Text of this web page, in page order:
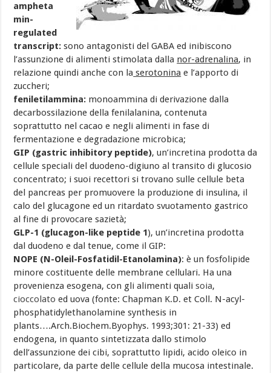
ampheta
min-
regulated
transcript:sono antagonisti del GABA ed inibiscono
l’assunzione di alimenti stimolata dalla nor-adrenalina, in
relazione quindi anche con la serotonina e l’apporto di
zuccheri;
feniletilammina: monoammina di derivazione dalla
decarbossilazione della fenilalanina, contenuta
soprattutto nel cacao e negli alimenti in fase di
fermentazione e degradazione microbica;
GIP (gastric inhibitory peptide), un’incretina prodotta da
cellule speciali del duodeno-digiuno al transito di glucosio
concentrato; i suoi recettori si trovano sulle cellule beta
del pancreas per promuovere la produzione di insulina, il
calo del glucagone ed un ritardato svuotamento gastrico
al fine di provocare sazietà;
GLP-1 (glucagon-like peptide 1), un’incretina prodotta
dal duodeno e dal tenue, come il GIP:
NOPE (N-Oleil-Fosfatidil-Etanolamina): è un fosfolipide
minore costituente delle membrane cellulari. Ha una
provenienza esogena, con gli alimenti qualisoia,
cioccolato ed uova (fonte: Chapman K.D. et Coll. N-acyl-
phosphatidylethanolamine synthesis in
plants….Arch.Biochem.Byophys. 1993;301: 21-33) ed
endogena, in quanto sintetizzata dallo stimolo
dell’assunzione dei cibi, soprattutto lipidi, acido oleico in
particolare, da parte delle cellule della mucosa intestinale.